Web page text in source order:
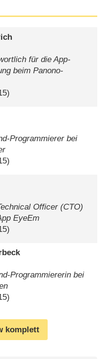
für die App-
beim Panono-
Programmierer bei
Officer (CTO)
EyeEm
Programmiererin bei
komplett